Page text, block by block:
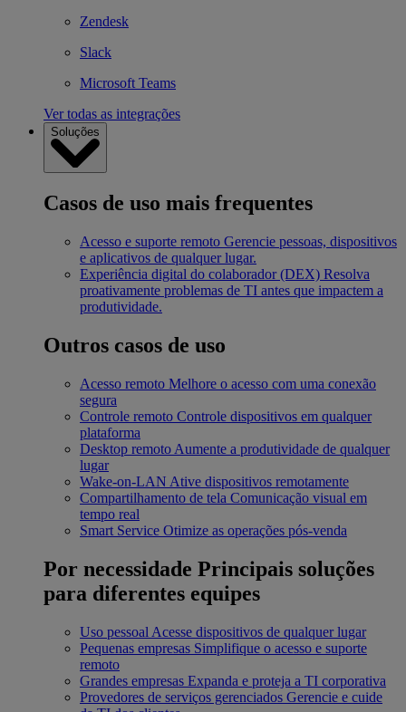
Zendesk
Slack
Microsoft Teams
Ver todas as integrações
Soluções
Casos de uso mais frequentes
Acesso e suporte remoto Gerencie pessoas, dispositivos
e aplicativos de qualquer lugar.
Experiência digital do colaborador (DEX) Resolva
proativamente problemas de TI antes que impactem a
produtividade.
Outros casos de uso
Acesso remoto Melhore o acesso com uma conexão
segura
Controle remoto Controle dispositivos em qualquer
plataforma
Desktop remoto Aumente a produtividade de qualquer
lugar
Wake-on-LAN Ative dispositivos remotamente
Compartilhamento de tela Comunicação visual em
tempo real
Smart Service Otimize as operações pós-venda
Por necessidade Principais soluções
para diferentes equipes
Uso pessoal Acesse dispositivos de qualquer lugar
Pequenas empresas Simplifique o acesso e suporte
remoto
Grandes empresas Expanda e proteja a TI corporativa
Provedores de serviços gerenciados Gerencie e cuide